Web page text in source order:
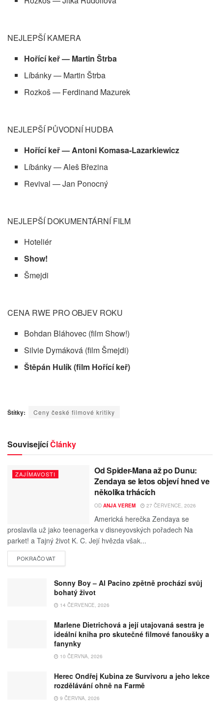
NEJLEPŠÍ KAMERA
Hořící keř — Martin Štrba
Líbánky — Martin Štrba
Rozkoš — Ferdinand Mazurek
NEJLEPŠÍ PŮVODNÍ HUDBA
Hořící keř — Antoni Komasa-Lazarkiewicz
Líbánky — Aleš Březina
Revival — Jan Ponocný
NEJLEPŠÍ DOKUMENTÁRNÍ FILM
Hoteliér
Show!
Šmejdi
CENA RWE PRO OBJEV ROKU
Bohdan Bláhovec (film Show!)
Silvie Dymáková (film Šmejdi)
Štěpán Hulík (film Hořící keř)
Štítky: Ceny české filmové kritiky
SouvisejícíČlánky
ZAJÍMAVOSTI
Od Spider-Mana až po Dunu:
Zendaya se letos objeví hned ve
několika trhácích
OD ANJA VEREM 27 ČERVENCE, 2026
Americká herečka Zendaya se
proslavila už jako teenagerka v disneyovských pořadech Na
parket! a Tajný život K. C. Její hvězda však...
POKRAČOVAT
Sonny Boy – Al Pacino zpětně prochází svůj
bohatý život
14 ČERVENCE, 2026
Marlene Dietrichová a její utajovaná sestra je
ideální kniha pro skutečné filmové fanoušky a
fanynky
10 ČERVNA, 2026
Herec Ondřej Kubina ze Survivoru a jeho lekce
rozdělávání ohně na Farmě
9 ČERVNA, 2026